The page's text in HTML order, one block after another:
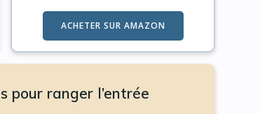
ACHETER SUR AMAZON
pour ranger l’entrée